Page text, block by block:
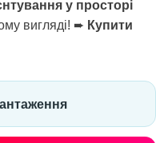
у просторі
вигляді! ➨ Купити